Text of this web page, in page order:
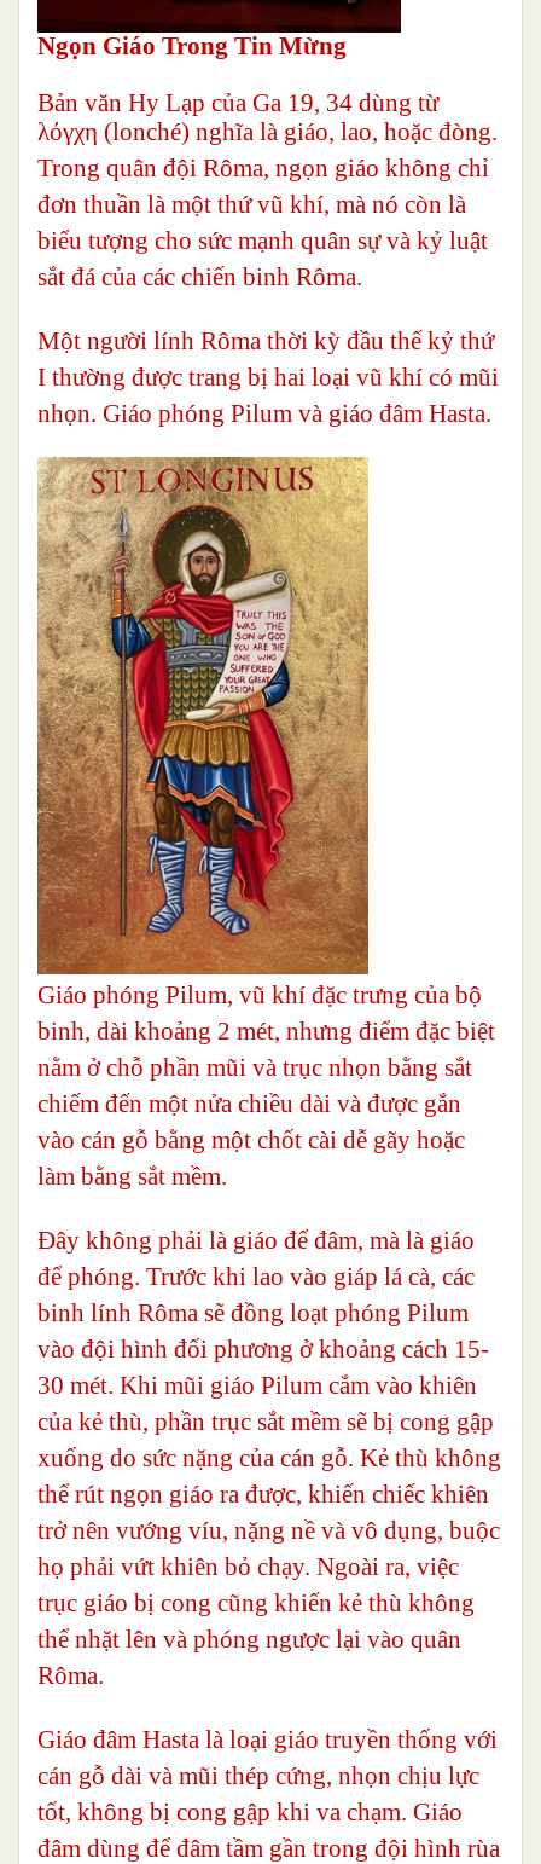
Ngọn Giáo Trong Tin Mừng
Bản văn Hy Lạp của Ga 19, 34 dùng từ
λόγχη (lonché) nghĩa là giáo, lao, hoặc đòng.
Trong quân đội Rôma, ngọn giáo không chỉ
đơn thuần là một thứ vũ khí, mà nó còn là
biểu tượng cho sức mạnh quân sự và kỷ luật
sắt đá của các chiến binh Rôma.
Một người lính Rôma thời kỳ đầu thế kỷ thứ
I thường được trang bị hai loại vũ khí có mũi
nhọn. Giáo phóng Pilum và giáo đâm Hasta.
Giáo phóng Pilum, vũ khí đặc trưng của bộ
binh, dài khoảng 2 mét, nhưng điểm đặc biệt
nằm ở chỗ phần mũi và trục nhọn bằng sắt
chiếm đến một nửa chiều dài và được gắn
vào cán gỗ bằng một chốt cài dễ gãy hoặc
làm bằng sắt mềm.
Đây không phải là giáo để đâm, mà là giáo
để phóng. Trước khi lao vào giáp lá cà, các
binh lính Rôma sẽ đồng loạt phóng Pilum
vào đội hình đối phương ở khoảng cách 15-
30 mét. Khi mũi giáo Pilum cắm vào khiên
của kẻ thù, phần trục sắt mềm sẽ bị cong gập
xuống do sức nặng của cán gỗ. Kẻ thù không
thể rút ngọn giáo ra được, khiến chiếc khiên
trở nên vướng víu, nặng nề và vô dụng, buộc
họ phải vứt khiên bỏ chạy. Ngoài ra, việc
trục giáo bị cong cũng khiến kẻ thù không
thể nhặt lên và phóng ngược lại vào quân
Rôma.
Giáo đâm Hasta là loại giáo truyền thống với
cán gỗ dài và mũi thép cứng, nhọn chịu lực
tốt, không bị cong gập khi va chạm. Giáo
đâm dùng để đâm tầm gần trong đội hình rùa